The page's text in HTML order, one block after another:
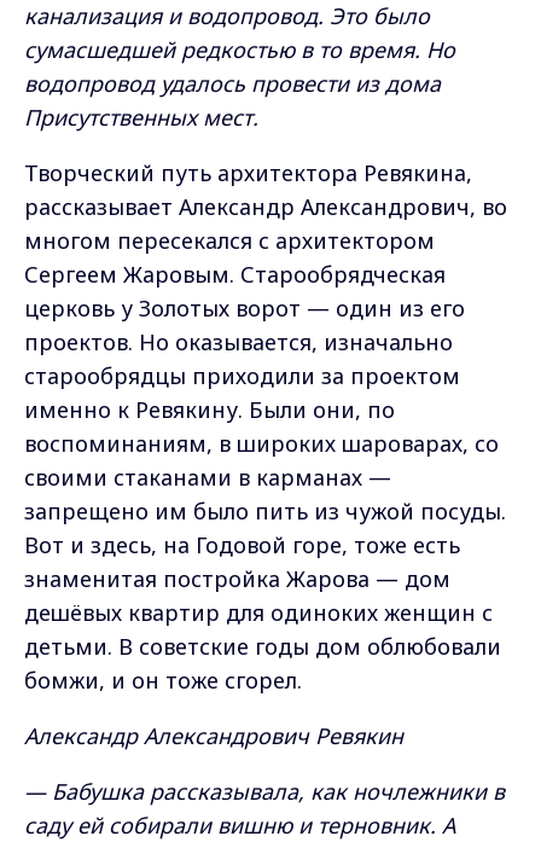
канализация и водопровод. Это было
сумасшедшей редкостью в то время. Но
водопровод удалось провести из дома
Присутственных мест.
Творческий путь архитектора Ревякина,
рассказывает Александр Александрович, во
многом пересекался с архитектором
Сергеем Жаровым. Старообрядческая
церковь у Золотых ворот — один из его
проектов. Но оказывается, изначально
старообрядцы приходили за проектом
именно к Ревякину. Были они, по
воспоминаниям, в широких шароварах, со
своими стаканами в карманах —
запрещено им было пить из чужой посуды.
Вот и здесь, на Годовой горе, тоже есть
знаменитая постройка Жарова — дом
дешёвых квартир для одиноких женщин с
детьми. В советские годы дом облюбовали
бомжи, и он тоже сгорел.
Александр Александрович Ревякин
— Бабушка рассказывала, как ночлежники в
саду ей собирали вишню и терновник. А